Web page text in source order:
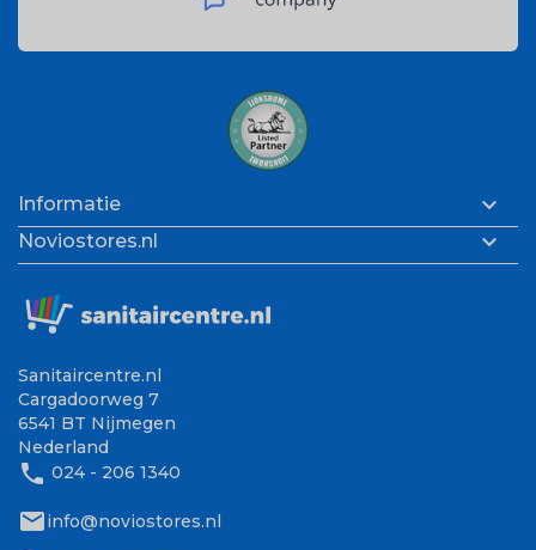
Informatie 
Noviostores.nl 
Sanitaircentre.nl
Cargadoorweg 7
6541 BT Nijmegen
Nederland
phone 024 - 206 1340
mailinfo@noviostores.nl